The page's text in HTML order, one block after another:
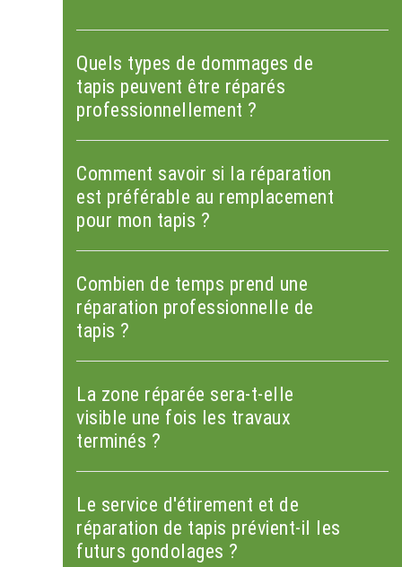
Quels types de dommages de
tapis peuvent être réparés
professionnellement ?
Comment savoir si la réparation
est préférable au remplacement
pour mon tapis ?
Combien de temps prend une
réparation professionnelle de
tapis ?
La zone réparée sera-t-elle
visible une fois les travaux
terminés ?
Le service d'étirement et de
réparation de tapis prévient-il les
futurs gondolages ?